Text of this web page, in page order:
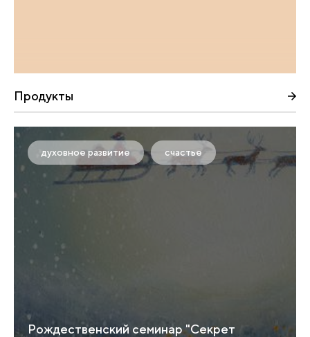
Продукты
духовное развитие счастье
Рождественский семинар "Секрет